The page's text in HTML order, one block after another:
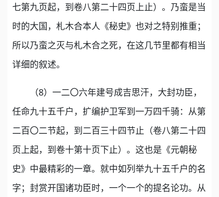
七第九页起，到卷八第二十四页上止）。乃蛮是当
时的大国，札木合本人《秘史》也对之特别推重；
所以乃蛮之灭与札木合之死，在这几节里都有相当
详细的叙述。
（8）一二〇六年建号成吉思汗，大封功臣，
任命九十五千户，扩编护卫军到一万四千骑：从第
二百〇二节起，到二百三十四节止（卷八第二十四
页上起，到卷十第十页下止）。这也是《元朝秘
史》中最精彩的一章。就中如列举九十五千户的名
字；封赏开国诸功臣时，一个一个的提名论功。从